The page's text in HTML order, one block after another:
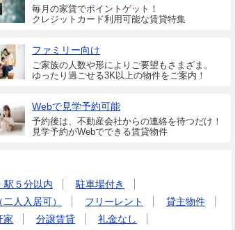
毎月の家賃でポイントゲット！
クレジットカード利用可能な賃貸特集
ファミリー向け
ご家族の人数や形によりご要望もさまざま。
ゆったり過ごせる3K以上の物件をご案内！
Webで見学予約可能
予約後は、不動産会社からの連絡を待つだけ！
見学予約がWebでできる賃貸物件
駅５分以内
駐車場付き
人入居可） フリーレント
貸主物件
家 分譲賃貸
礼金なし